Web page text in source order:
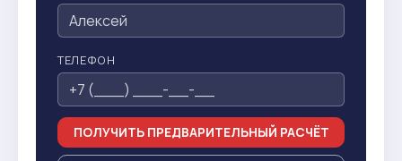
ТЕЛЕФОН
ПОЛУЧИТЬ ПРЕДВАРИТЕЛЬНЫЙ РАСЧЁТ